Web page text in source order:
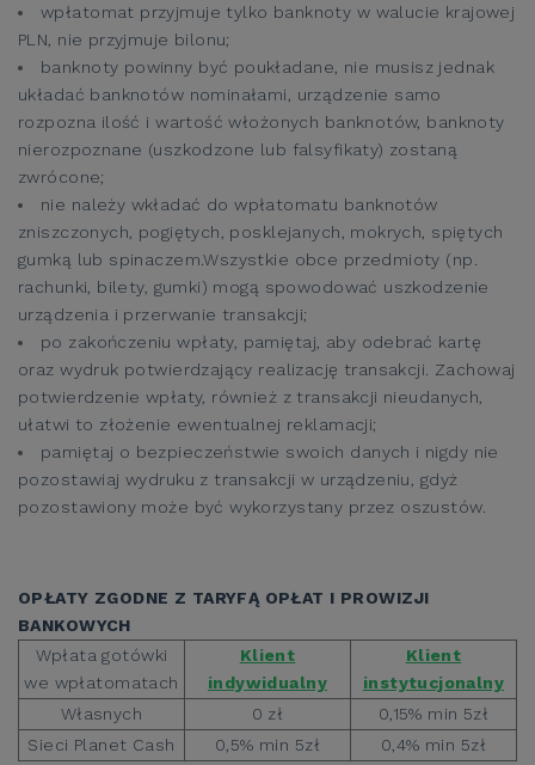
wpłatomat przyjmuje tylko banknoty w walucie krajowej
PLN, nie przyjmuje bilonu;
banknoty powinny być poukładane, nie musisz jednak
układać banknotów nominałami, urządzenie samo
rozpozna ilość i wartość włożonych banknotów, banknoty
nierozpoznane (uszkodzone lub falsyfikaty) zostaną
zwrócone;
nie należy wkładać do wpłatomatu banknotów
zniszczonych, pogiętych, posklejanych, mokrych, spiętych
gumką lub spinaczem.Wszystkie obce przedmioty (np.
rachunki, bilety, gumki) mogą spowodować uszkodzenie
urządzenia i przerwanie transakcji;
po zakończeniu wpłaty, pamiętaj, aby odebrać kartę
oraz wydruk potwierdzający realizację transakcji. Zachowaj
potwierdzenie wpłaty, również z transakcji nieudanych,
ułatwi to złożenie ewentualnej reklamacji;
pamiętaj o bezpieczeństwie swoich danych i nigdy nie
pozostawiaj wydruku z transakcji w urządzeniu, gdyż
pozostawiony może być wykorzystany przez oszustów.
OPŁATY ZGODNE Z TARYFĄ OPŁAT I PROWIZJI
BANKOWYCH
Wpłata gotówki
we wpłatomatach
Klient
indywidualny
Klient
instytucjonalny
Własnych
0 zł
0,15% min 5zł
Sieci Planet Cash
0,5% min 5zł 0,4% min 5zł